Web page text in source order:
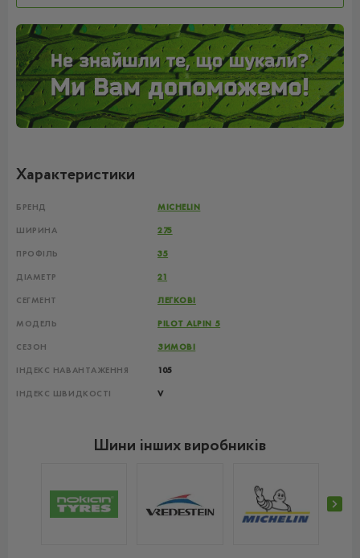
Характеристики
БРЕНД MICHELIN
ШИРИНА 275
ПРОФІЛЬ 35
ДІАМЕТР 21
СЕГМЕНТ ЛЕГКОВІ
МОДЕЛЬ PILOT ALPIN 5
СЕЗОН ЗИМОВІ
ІНДЕКС НАВАНТАЖЕННЯ 105
ІНДЕКС ШВИДКОСТІ V
Шини інших виробників